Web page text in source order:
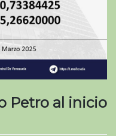
Petro al inicio